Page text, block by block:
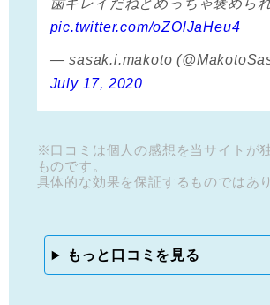
歯キレイだねとめっちゃ褒めら
pic.twitter.com/oZOlJaHeu4
— sasak.i.makoto
July 17, 2020
※口コミは個人の感想を当サイトが
ものです。
具体的な効果を保証するものではあ
もっと口コミを見る